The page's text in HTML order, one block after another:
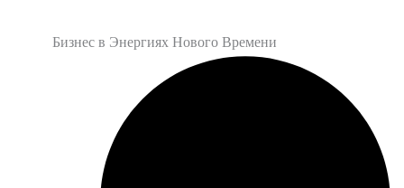
Бизнес в Энергиях Нового Времени